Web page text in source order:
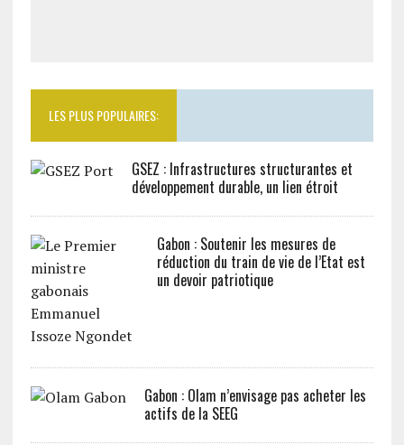
LES PLUS POPULAIRES:
GSEZ : Infrastructures structurantes et
développement durable, un lien étroit
Gabon : Soutenir les mesures de
réduction du train de vie de l’Etat est
un devoir patriotique
Gabon : Olam n’envisage pas acheter les
actifs de la SEEG